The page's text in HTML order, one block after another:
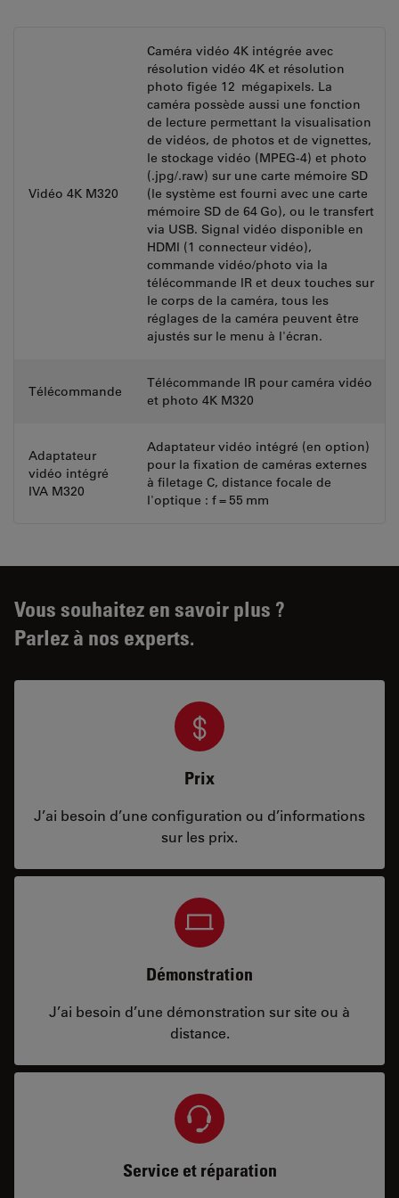
Vidéo 4K M320
Caméra vidéo 4K intégrée avec
résolution vidéo 4K et résolution
photo figée 12 mégapixels. La
caméra possède aussi une fonction
de lecture permettant la visualisation
de vidéos, de photos et de vignettes,
le stockage vidéo (MPEG-4) et photo
(.jpg/.raw) sur une carte mémoire SD
(le système est fourni avec une carte
mémoire SD de 64 Go), ou le transfert
via USB. Signal vidéo disponible en
HDMI (1 connecteur vidéo),
commande vidéo/photo via la
télécommande IR et deux touches sur
le corps de la caméra, tous les
réglages de la caméra peuvent être
ajustés sur le menu à l'écran.
Télécommande
Télécommande IR pour caméra vidéo
et photo 4K M320
Adaptateur
vidéo intégré
IVA M320
Adaptateur vidéo intégré (en option)
pour la fixation de caméras externes
à filetage C, distance focale de
l'optique : f = 55 mm
Vous souhaitez en savoir plus ?
Parlez à nos experts.
Prix
J’ai besoin d’une configuration ou d’informations
sur les prix.
Démonstration
J’ai besoin d’une démonstration sur site ou à
distance.
Service et réparation